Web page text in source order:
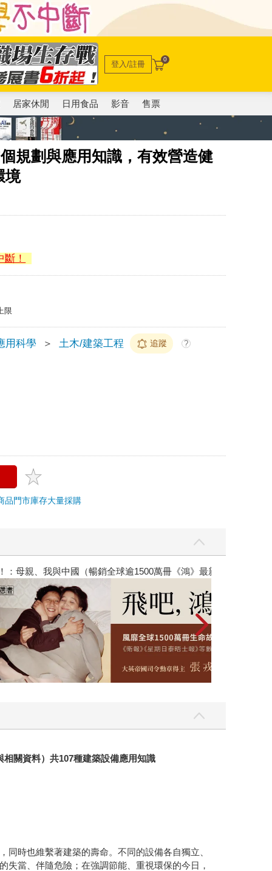
登入/註冊 0
居家休閒 日用食品 影音 售票
規劃與應用知識，有效營造健
境
！
限
用科學 ＞ 土木/建築工程 追蹤 ?
品門市庫存大量採購
全球逾1500萬冊《鴻》最新系列作） 2026年8月金石
關資料）共107種建築設備應用知識
時也維繫著建築的壽命。不同的設備各自獨立、
當、伴隨危險；在強調節能、重視環保的今日，